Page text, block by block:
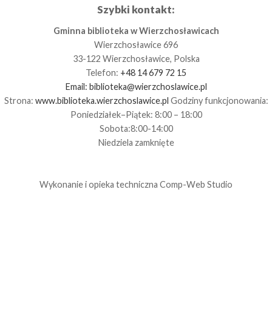
Szybki kontakt:
Gminna biblioteka w Wierzchosławicach
Wierzchosławice 696
33-122 Wierzchosławice, Polska
Telefon: +48 14 679 72 15
Email: biblioteka@wierzchoslawice.pl
Strona: www.biblioteka.wierzchoslawice.pl Godziny funkcjonowania:
Poniedziałek–Piątek: 8:00 – 18:00
Sobota:8:00-14:00
Niedziela zamknięte
Wykonanie i opieka techniczna Comp-Web Studio